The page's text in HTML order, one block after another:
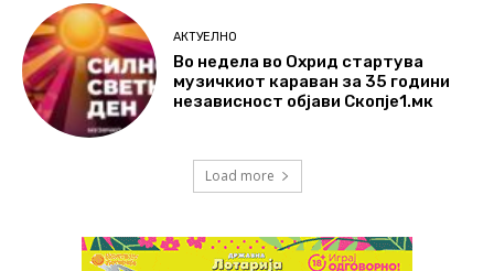
АКТУЕЛНО
Во недела во Охрид стартува
музичкиот караван за 35 години
независност објави Скопје1.мк
Load more